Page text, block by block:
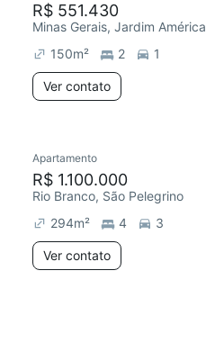
R$ 551.430
Minas Gerais, Jardim América
150m² 2 1
Ver contato
Apartamento
R$ 1.100.000
Rio Branco, São Pelegrino
294m² 4 3
Ver contato